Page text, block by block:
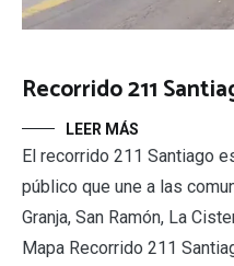
Recorrido 211
LEER MÁS
El recorrido 211 Santiago
público que une a las
Granja, San Ramón, La
Mapa Recorrido 211